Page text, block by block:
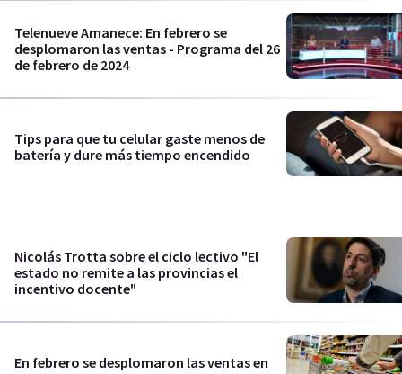
Telenueve Amanece: En febrero se
desplomaron las ventas - Programa del 26
de febrero de 2024
Tips para que tu celular gaste menos de
batería y dure más tiempo encendido
Nicolás Trotta sobre el ciclo lectivo "El
estado no remite a las provincias el
incentivo docente"
En febrero se desplomaron las ventas en